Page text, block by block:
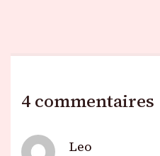
4 commentaires
Leo